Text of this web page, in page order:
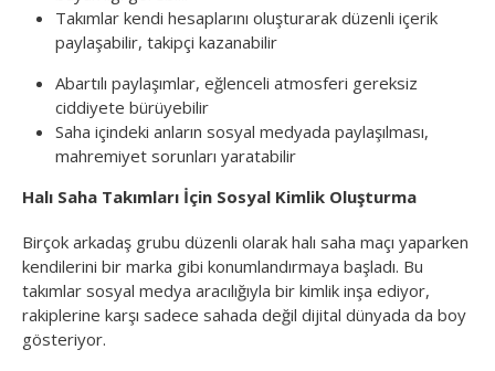
Takımlar kendi hesaplarını oluşturarak düzenli içerik
paylaşabilir, takipçi kazanabilir
Abartılı paylaşımlar, eğlenceli atmosferi gereksiz
ciddiyete bürüyebilir
Saha içindeki anların sosyal medyada paylaşılması,
mahremiyet sorunları yaratabilir
Halı Saha Takımları İçin Sosyal Kimlik Oluşturma
Birçok arkadaş grubu düzenli olarak halı saha maçı yaparken
kendilerini bir marka gibi konumlandırmaya başladı. Bu
takımlar sosyal medya aracılığıyla bir kimlik inşa ediyor,
rakiplerine karşı sadece sahada değil dijital dünyada da boy
gösteriyor.